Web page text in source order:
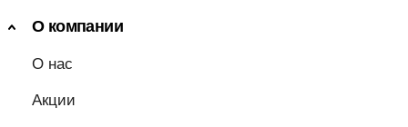
О компании
О нас
Акции